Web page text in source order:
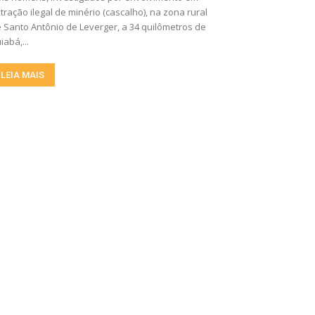
ilegal de minério (cascalho), na zona rural
Santo Antônio de Leverger, a 34 quilômetros de
LEIA MAIS